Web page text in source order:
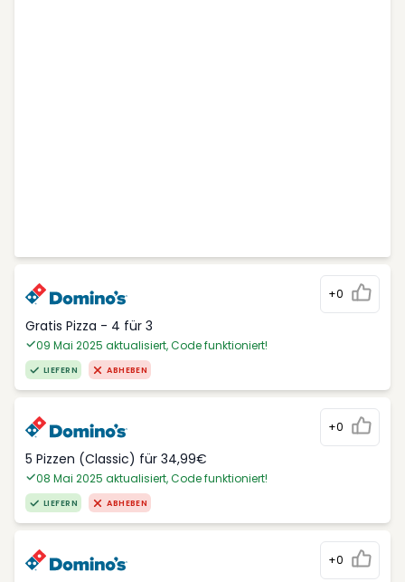
+0
Gratis Pizza - 4 für 3
09 Mai 2025 aktualisiert, Code funktioniert!
LIEFERN ABHEBEN
+0
5 Pizzen (Classic) für 34,99€
08 Mai 2025 aktualisiert, Code funktioniert!
LIEFERN ABHEBEN
+0